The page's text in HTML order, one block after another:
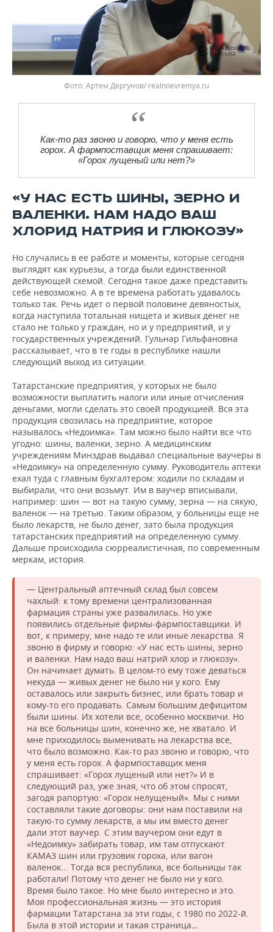
Фото: Артем Дергунов/ realnoevremya.ru
Как-то раз звоню и говорю, что у меня есть
горох. А фармпоставщик меня спрашивает:
«Горох лущеный или нет?»
«У НАС ЕСТЬ ШИНЫ, ЗЕРНО И
ВАЛЕНКИ. НАМ НАДО ВАШ
ХЛОРИД НАТРИЯ И ГЛЮКОЗУ»
Но случались в ее работе и моменты, которые сегодня
выглядят как курьезы, а тогда были единственной
действующей схемой. Сегодня такое даже представить
себе невозможно. А в те времена работать удавалось
только так. Речь идет о первой половине девяностых,
когда наступила тотальная нищета и живых денег не
стало не только у граждан, но и у предприятий, и у
государственных учреждений. Гульнар Гильфановна
рассказывает, что в те годы в республике нашли
следующий выход из ситуации.
Татарстанские предприятия, у которых не было
возможности выплатить налоги или иные отчисления
деньгами, могли сделать это своей продукцией. Вся эта
продукция свозилась на предприятие, которое
называлось «Недоимка». Там можно было найти все что
угодно: шины, валенки, зерно. А медицинским
учреждениям Минздрав выдавал специальные ваучеры в
«Недоимку» на определенную сумму. Руководитель аптеки
ехал туда с главным бухгалтером: ходили по складам и
выбирали, что они возьмут. Им в ваучер вписывали,
например: шин — вот на такую сумму, зерна — на сякую,
валенок — на третью. Таким образом, у больницы еще не
было лекарств, не было денег, зато была продукция
татарстанских предприятий на определенную сумму.
Дальше происходила сюрреалистичная, по современным
меркам, история.
— Центральный аптечный склад был совсем
чахлый: к тому времени централизованная
фармация страны уже развалилась. Но уже
появились отдельные фирмы-фармпоставщики. И
вот, к примеру, мне надо те или иные лекарства. Я
звоню в фирму и говорю: «У нас есть шины, зерно
и валенки. Нам надо ваш натрий хлор и глюкозу».
Он начинает думать. В целом-то ему тоже деваться
некуда — живых денег не было ни у кого. Ему
оставалось или закрыть бизнес, или брать товар и
кому-то его продавать. Самым большим дефицитом
были шины. Их хотели все, особенно москвичи. Но
на все больницы шин, конечно же, не хватало. И
мне приходилось выменивать на лекарства все,
что было возможно. Как-то раз звоню и говорю, что
у меня есть горох. А фармпоставщик меня
спрашивает: «Горох лущеный или нет?» И в
следующий раз, уже зная, что об этом спросят,
загодя рапортую: «Горох нелущеный». Мы с ними
составляли такие договоры: они нам поставили на
такую-то сумму лекарств, а мы им вместо денег
дали этот ваучер. С этим ваучером они едут в
«Недоимку» забирать товар, им там отпускают
КАМАЗ шин или грузовик гороха, или вагон
валенок... Тогда вся республика, все больницы так
работали! Потому что денег не было ни у кого.
Время было такое. Но мне было интересно и это.
Моя профессиональная жизнь — это история
фармации Татарстана за эти годы, с 1980 по 2022-й.
Была в этой истории и такая страница…